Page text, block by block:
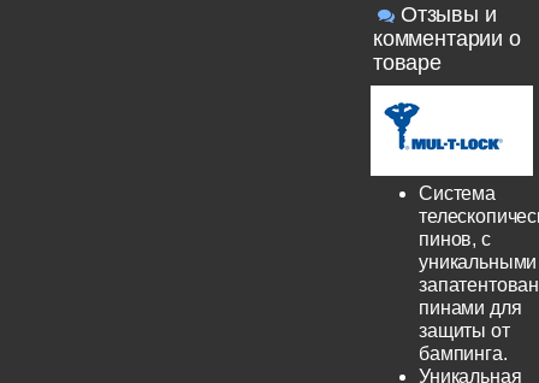
Отзывы и
комментарии о
товаре
Система
пинов, с
уникальными
пинами для
защиты от
бампинга.
Уникальная